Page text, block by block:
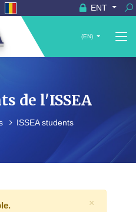
ENT
(EN)
de l'ISSEA
ISSEA students
×